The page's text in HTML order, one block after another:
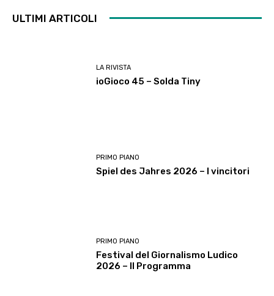
ULTIMI ARTICOLI
LA RIVISTA
ioGioco 45 – Solda Tiny
PRIMO PIANO
Spiel des Jahres 2026 – I vincitori
PRIMO PIANO
Festival del Giornalismo Ludico
2026 – Il Programma